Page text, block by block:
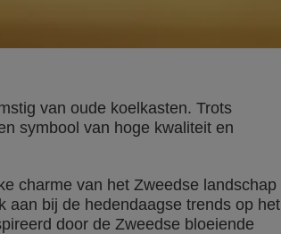
van oude koelkasten. Trots
symbool van hoge kwaliteit en
charme van het Zweedse landschap
aan bij de hedendaagse trends op het
door de Zweedse bloeiende